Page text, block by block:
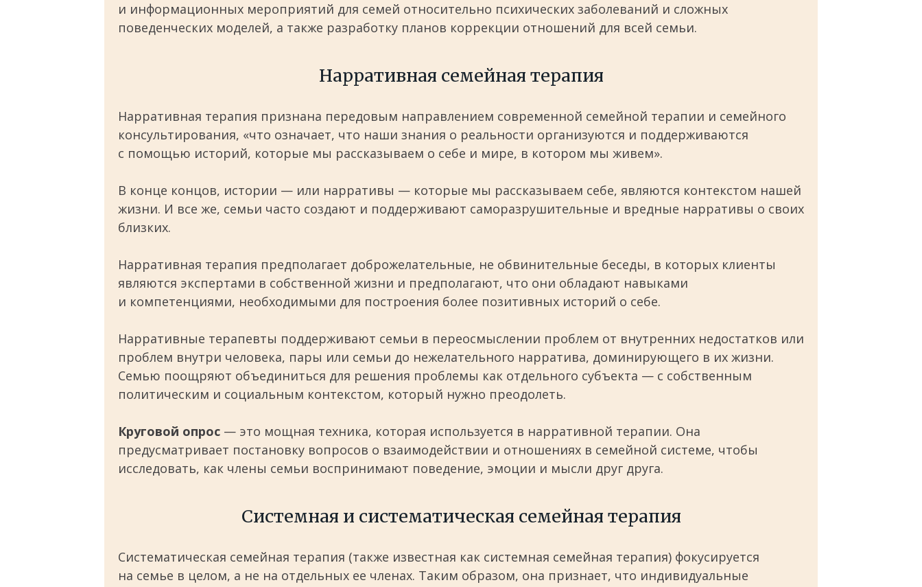
и информационных мероприятий для семей относительно психических заболеваний и сложных
поведенческих моделей, а также разработку планов коррекции отношений для всей семьи.
Нарративная семейная терапия
Нарративная терапия признана передовым направлением современной семейной терапии и семейного
консультирования, «что означает, что наши знания о реальности организуются и поддерживаются
с помощью историй, которые мы рассказываем о себе и мире, в котором мы живем».
В конце концов, истории — или нарративы — которые мы рассказываем себе, являются контекстом нашей
жизни. И все же, семьи часто создают и поддерживают саморазрушительные и вредные нарративы о своих
близких.
Нарративная терапия предполагает доброжелательные, не обвинительные беседы, в которых клиенты
являются экспертами в собственной жизни и предполагают, что они обладают навыками
и компетенциями, необходимыми для построения более позитивных историй о себе.
Нарративные терапевты поддерживают семьи в переосмыслении проблем от внутренних недостатков или
проблем внутри человека, пары или семьи до нежелательного нарратива, доминирующего в их жизни.
Семью поощряют объединиться для решения проблемы как отдельного субъекта — с собственным
политическим и социальным контекстом, который нужно преодолеть.
Круговой опрос — это мощная техника, которая используется в нарративной терапии. Она
предусматривает постановку вопросов о взаимодействии и отношениях в семейной системе, чтобы
исследовать, как члены семьи воспринимают поведение, эмоции и мысли друг друга.
Системная и систематическая семейная терапия
Систематическая семейная терапия (также известная как системная семейная терапия) фокусируется
на семье в целом, а не на отдельных ее членах. Таким образом, она признает, что индивидуальные